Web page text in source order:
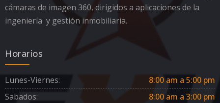
cámaras de imagen 360, dirigidos a aplicaciones de la
ingeniería y gestión inmobiliaria.
Horarios
Lunes-Viernes:
8:00 am a 5:00 pm
Sabados:
8:00 am a 3:00 pm